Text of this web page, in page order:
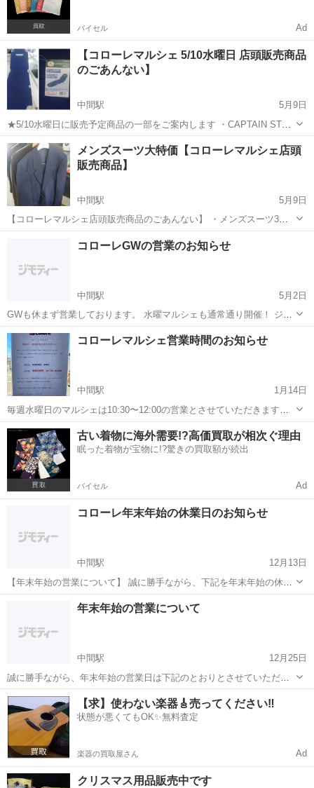
バイセル Ad
【コローレマルシェ 5/10水曜日 店頭販売商品
のごあんない】
中間駅
5月9日
★5/10水曜日に販売予定商品の一部をご案内します ・CAPTAIN STAG
リクライニングベッド（1,650円） ・スーツケース各種（550円） ・生
活雑貨各種（ペダル式ペール、踏み台、マガジンラック他）（11...
福岡 中間市 中間駅 リサイクルショップ
メンズスーツ大特価【コローレマルシェ店頭
販売商品】
中間駅
5月9日
【コローレマルシェ店頭販売商品のごあんない】 ・メンズスーツ3ピ
ース ・メンズスーツ上下セット ・メンズフォーマル ・メンズジャケ
ット ・メンズスラックス など ★5/10水曜日10:30-12:00に販...
リサイクルショップ
コローレGWの営業のお知らせ
中間駅
5月2日
GWも休まず営業しております。 水曜マルシェも通常通り開催！ ジモ
ティーの受け渡しも通常通り可能です。 必ずお問い合わせの上、ご来
店ください。
福岡 中間市 リサイクルショップ
コローレマルシェ営業時間のお知らせ
中間駅
1月14日
毎週水曜日のマルシェは10:30〜12:00の営業とさせていただきます。
ジモティーの受け渡しは通常通りです。 ジモティー対応可能時間 月～
金 10：00～17：30 土曜日 10：00～16：00 ※時間外...
福岡 中間市 中間駅 リサイクルショップ
古い着物に海外需要!?高価買取が相次ぐ理由
眠った着物が宝物に!?驚きの買取額が続出
バイセル Ad
コローレ年末年始の休業日のお知らせ
中間駅
12月13日
【年末年始の営業について】 誠に勝手ながら、下記を年末年始の休業
日とさせていただきます。 お客様にはご不便をおかけしますが、ご理
解のほどお願い申し上げます。 12月29日（水）～1月3日 （月）休業 1
中間駅 リサイクルショップ
年末年始の営業について
中間駅
12月25日
誠に勝手ながら、年末年始の営業日は下記のとおりとさせていただき
ます。 お客様にはご不便をおかけしますが、ご理解のほどお願い申し
上げます。 ・12月29日（火）～1月3日 （日）休業 ・1月4日 （月）
通常営業
福岡 中間市 中間駅 リサイクルショップ お客様
【求】使わない楽器🎸売ってください‼️
状態が悪くてもOK✨無料査定
楽器の買取屋さん Ad
クリスマス用品販売中です